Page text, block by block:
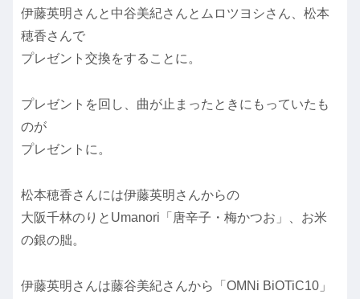
伊藤英明さんと中谷美紀さんとムロツヨシさん、松本
穂香さんで
プレゼント交換をすることに。
プレゼントを回し、曲が止まったときにもっていたも
のが
プレゼントに。
松本穂香さんには伊藤英明さんからの
大阪千林のりとUmanori「唐辛子・梅かつお」、お米
の銀の朏。
伊藤英明さんは藤谷美紀さんから「OMNi BiOTiC10」